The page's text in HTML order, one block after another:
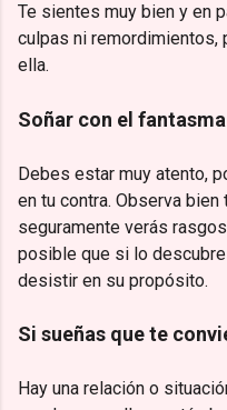
Te sientes muy bien y en
culpas ni remordimientos,
ella.
Soñar con el
Debes estar muy atento,
en tu contra. Observa
seguramente verás
posible que si lo
desistir en su propósito.
Si sueñas que te
Hay una relación o